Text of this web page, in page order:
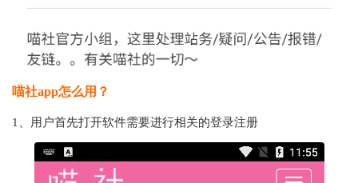
喵社app怎么用？
1、用户首先打开软件需要进行相关的登录注册